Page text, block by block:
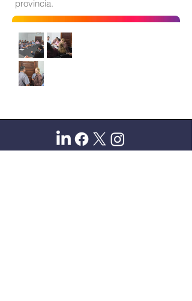
provincia.